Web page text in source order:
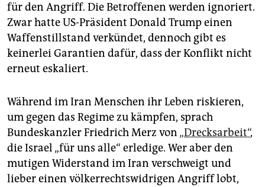
für den Angriff. Die Betroffenen werden ignoriert.
Zwar hatte US-Präsident Donald Trump einen
Waffenstillstand verkündet, dennoch gibt es
keinerlei Garantien dafür, dass der Konflikt nicht
erneut eskaliert.
Während im Iran Menschen ihr Leben riskieren,
um gegen das Regime zu kämpfen, sprach
Bundeskanzler Friedrich Merz von „Drecksarbeit“,
die Israel „für uns alle“ erledige. Wer aber den
mutigen Widerstand im Iran verschweigt und
lieber einen völkerrechtswidrigen Angriff lobt,